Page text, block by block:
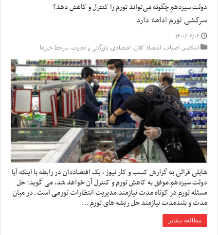
دولت سیزدهم چگونه می‌تواند تورم را کنترل و کاهش دهد؟
سرکشی تورم ادامه دارد
۱۴۰۰/۰۶/۰۶
اسلایدر,اصناف,اقتصاد کلان,اقتصادی,بازرگانی و تجارت,سرخط خبرها
شایلی قرائی به گزارش کسب و کار نیوز ، یک اقتصاددان در رابطه با اینکه آیا
دولت سیزدهم موفق به کاهش تورم و کنترل آن خواهد شد، می گوید: حل
مسئله تورم در کوتاه مدت نیازمند مدیریت انتظارات تورمی است. در میان
مدت و بلندمدت نیازمند حل ریشه های تورم …
مطالعه بیشتر